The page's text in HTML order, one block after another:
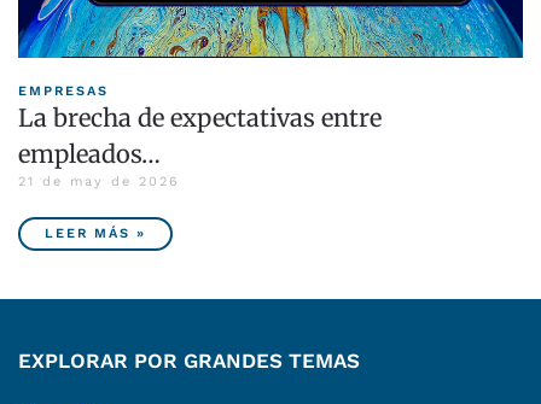
EMPRESAS
La brecha de expectativas entre
empleados…
21 de may de 2026
LEER MÁS »
EXPLORAR POR GRANDES TEMAS